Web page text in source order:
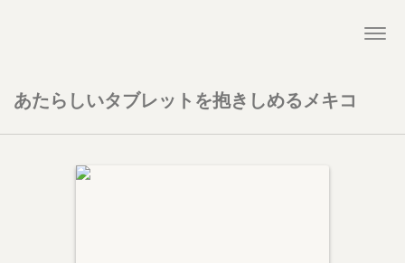
あたらしいタブレットを抱きしめるメキコ